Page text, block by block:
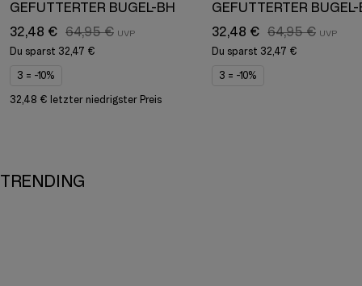
GEFÜTTERTER BÜGEL-BH
32,48 € 64,95 €
Du sparst 32,47 €
3 = -10%
32,48 € letzter niedrigster Preis
GEFÜTTERTER BÜGEL-
32,48 € 64,95 €
Du sparst 32,47 €
3 = -10%
TRENDING